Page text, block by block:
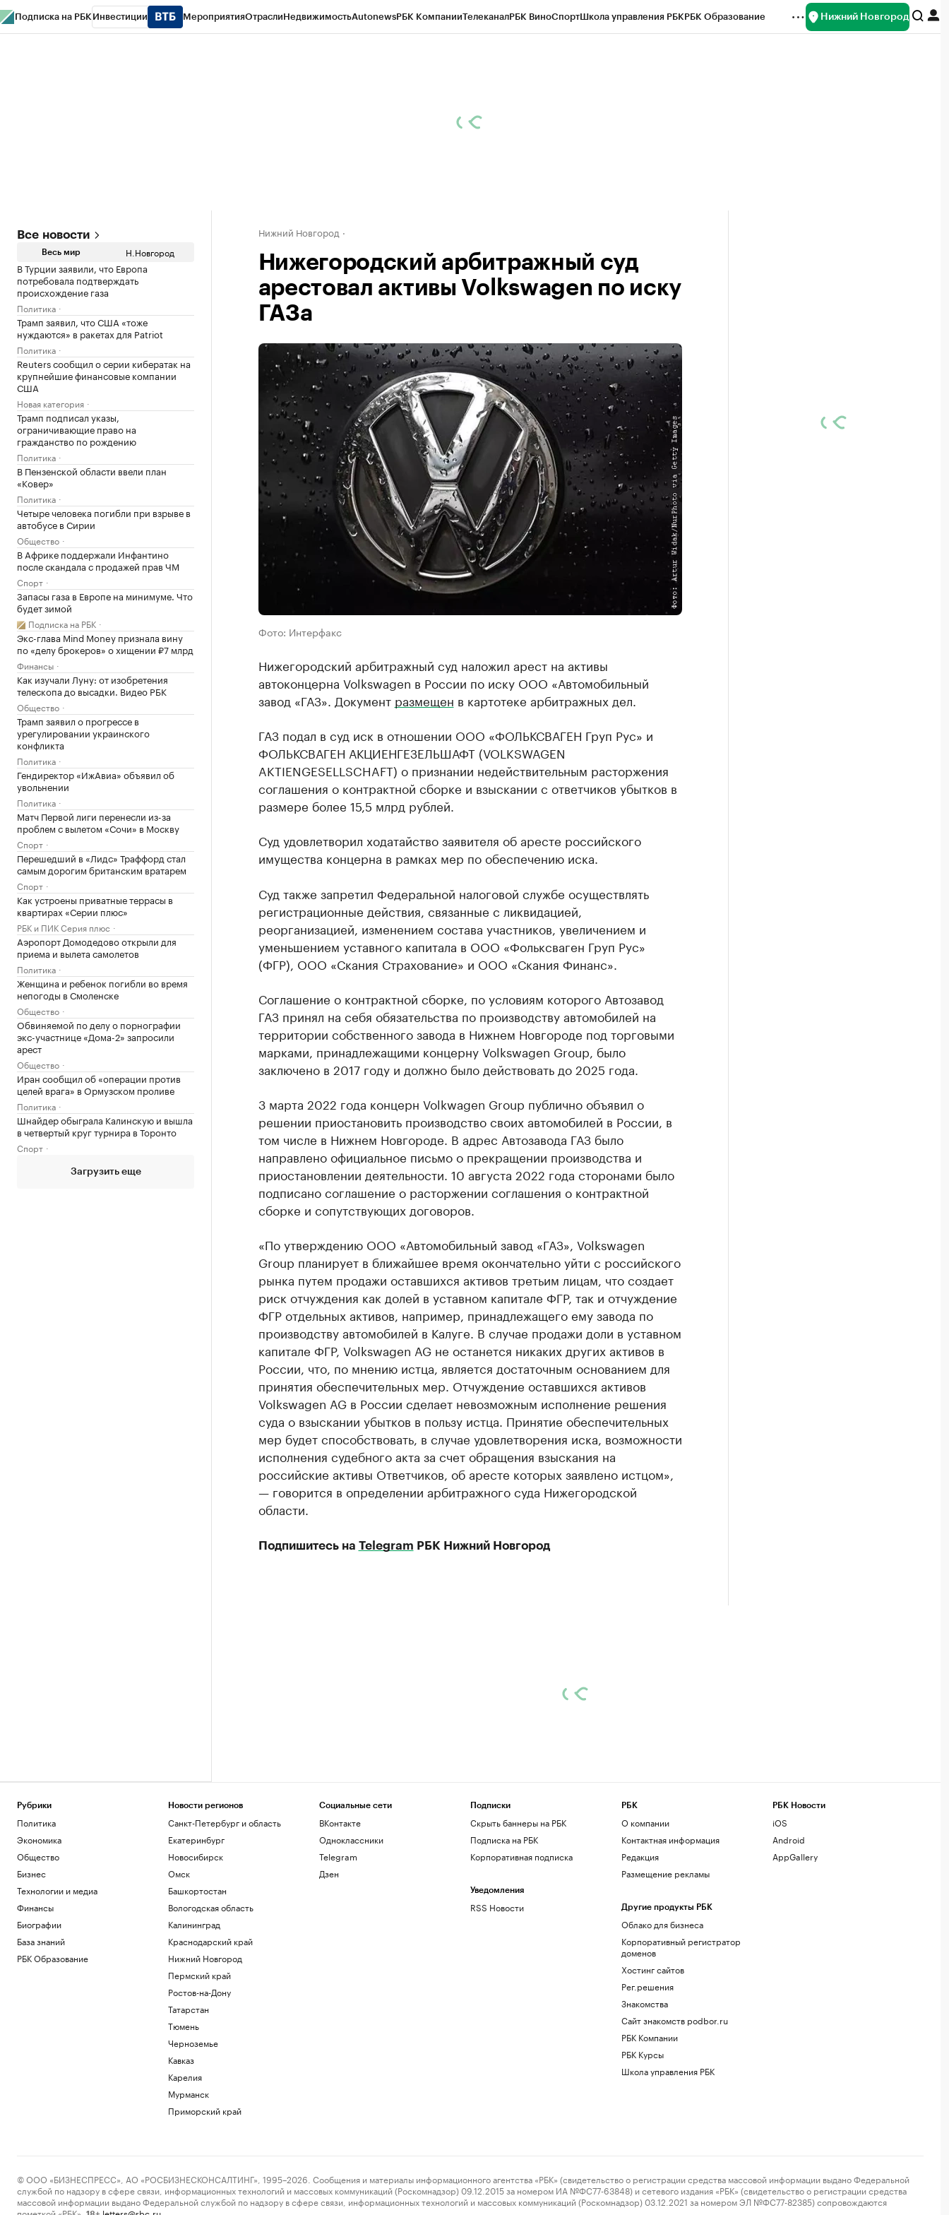
Подписка на РБК Инвестиции МероприятияОтраслиНедвижимостьAutonewsРБК КомпанииТелеканалРБК ВиноСпортШкола управления РБКРБК Образование Нижний Новгород
Все новости
Весь мир Н.Новгород
В Турции заявили, что Европа
потребовала подтверждать
происхождение газа
Политика
Трамп заявил, что США «тоже
нуждаются» в ракетах для Patriot
Политика
Reuters сообщил о серии кибератак на
крупнейшие финансовые компании
США
Новая категория
Трамп подписал указы,
ограничивающие право на
гражданство по рождению
Политика
В Пензенской области ввели план
«Ковер»
Политика
Четыре человека погибли при взрыве в
автобусе в Сирии
Общество
В Африке поддержали Инфантино
после скандала с продажей прав ЧМ
Спорт
Запасы газа в Европе на минимуме. Что
будет зимой
Подписка на РБК
Экс-глава Mind Money признала вину
по «делу брокеров» о хищении ₽7 млрд
Финансы
Как изучали Луну: от изобретения
телескопа до высадки. Видео РБК
Общество
Трамп заявил о прогрессе в
урегулировании украинского
конфликта
Политика
Гендиректор «ИжАвиа» объявил об
увольнении
Политика
Матч Первой лиги перенесли из-за
проблем с вылетом «Сочи» в Москву
Спорт
Перешедший в «Лидс» Траффорд стал
самым дорогим британским вратарем
Спорт
Как устроены приватные террасы в
квартирах «Серии плюс»
РБК и ПИК Серия плюс
Аэропорт Домодедово открыли для
приема и вылета самолетов
Политика
Женщина и ребенок погибли во время
непогоды в Смоленске
Общество
Обвиняемой по делу о порнографии
экс-участнице «Дома-2» запросили
арест
Общество
Иран сообщил об «операции против
целей врага» в Ормузском проливе
Политика
Шнайдер обыграла Калинскую и вышла
в четвертый круг турнира в Торонто
Спорт
Загрузить еще
Нижний Новгород
Нижегородский арбитражный суд
арестовал активы Volkswagen по иску
ГАЗа
Фото: Интерфакс
Нижегородский арбитражный суд наложил арест на активы
автоконцерна Volkswagen в России по иску ООО «Автомобильный
завод «ГАЗ». Документ размещен в картотеке арбитражных дел.
ГАЗ подал в суд иск в отношении ООО «ФОЛЬКСВАГЕН Груп Рус» и
ФОЛЬКСВАГЕН АКЦИЕНГЕЗЕЛЬШАФТ (VOLKSWAGEN
AKTIENGESELLSCHAFT) о признании недействительным расторжения
соглашения о контрактной сборке и взыскании с ответчиков убытков в
размере более 15,5 млрд рублей.
Суд удовлетворил ходатайство заявителя об аресте российского
имущества концерна в рамках мер по обеспечению иска.
Суд также запретил Федеральной налоговой службе осуществлять
регистрационные действия, связанные с ликвидацией,
реорганизацией, изменением состава участников, увеличением и
уменьшением уставного капитала в ООО «Фольксваген Груп Рус»
(ФГР), ООО «Скания Страхование» и ООО «Скания Финанс».
Соглашение о контрактной сборке, по условиям которого Автозавод
ГАЗ принял на себя обязательства по производству автомобилей на
территории собственного завода в Нижнем Новгороде под торговыми
марками, принадлежащими концерну Volkswagen Group, было
заключено в 2017 году и должно было действовать до 2025 года.
3 марта 2022 года концерн Volkwagen Group публично объявил о
решении приостановить производство своих автомобилей в России, в
том числе в Нижнем Новгороде. В адрес Автозавода ГАЗ было
направлено официальное письмо о прекращении производства и
приостановлении деятельности. 10 августа 2022 года сторонами было
подписано соглашение о расторжении соглашения о контрактной
сборке и сопутствующих договоров.
«По утверждению ООО «Автомобильный завод «ГАЗ», Volkswagen
Group планирует в ближайшее время окончательно уйти с российского
рынка путем продажи оставшихся активов третьим лицам, что создает
риск отчуждения как долей в уставном капитале ФГР, так и отчуждение
ФГР отдельных активов, например, принадлежащего ему завода по
производству автомобилей в Калуге. В случае продажи доли в уставном
капитале ФГР, Volkswagen AG не останется никаких других активов в
России, что, по мнению истца, является достаточным основанием для
принятия обеспечительных мер. Отчуждение оставшихся активов
Volkswagen AG в России сделает невозможным исполнение решения
суда о взыскании убытков в пользу истца. Принятие обеспечительных
мер будет способствовать, в случае удовлетворения иска, возможности
исполнения судебного акта за счет обращения взыскания на
российские активы Ответчиков, об аресте которых заявлено истцом»,
— говорится в определении арбитражного суда Нижегородской
области.
Подпишитесь на Telegram РБК Нижний Новгород
Рубрики
Политика
Экономика
Общество
Бизнес
Технологии и медиа
Финансы
Биографии
База знаний
РБК Образование
Новости регионов
Санкт-Петербург и область
Екатеринбург
Новосибирск
Омск
Башкортостан
Вологодская область
Калининград
Краснодарский край
Нижний Новгород
Пермский край
Ростов-на-Дону
Татарстан
Тюмень
Черноземье
Кавказ
Карелия
Мурманск
Приморский край
Социальные сети
ВКонтакте
Одноклассники
Telegram
Дзен
Подписки
Скрыть баннеры на РБК
Подписка на РБК
Корпоративная подписка
Уведомления
RSS Новости
РБК
О компании
Контактная информация
Редакция
Размещение рекламы
Другие продукты РБК
Облако для бизнеса
Корпоративный регистратор
доменов
Хостинг сайтов
Рег.решения
Знакомства
Сайт знакомств podbor.ru
РБК Компании
РБК Курсы
Школа управления РБК
РБК Новости
iOS
Android
AppGallery
© ООО «БИЗНЕСПРЕСС», АО «РОСБИЗНЕСКОНСАЛТИНГ», 1995–2026. Сообщения и материалы информационного агентства «РБК» (свидетельство о регистрации средства массовой информации выдано Федеральной
службой по надзору в сфере связи, информационных технологий и массовых коммуникаций (Роскомнадзор) 09.12.2015 за номером ИА №ФС77-63848) и сетевого издания «РБК» (свидетельство о регистрации средства
массовой информации выдано Федеральной службой по надзору в сфере связи, информационных технологий и массовых коммуникаций (Роскомнадзор) 03.12.2021 за номером ЭЛ №ФС77-82385) сопровождаются